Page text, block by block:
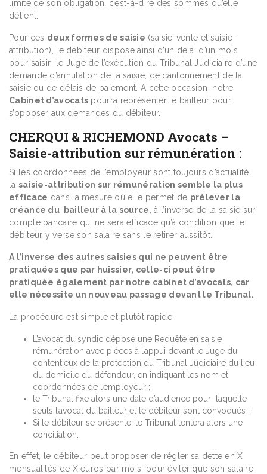
limite de son obligation, c’est-à-dire des sommes qu’elle
détient.
Pour ces deux formes de saisie (saisie-vente et saisie-
attribution), le débiteur dispose ainsi d’un délai d’un mois
pour saisir le Juge de l’exécution du Tribunal Judiciaire d’une
demande d’annulation de la saisie, de cantonnement de la
saisie ou de délais de paiement. A cette occasion, notre
Cabinet d’avocats pourra représenter le bailleur pour
s’opposer aux demandes du débiteur.
CHERQUI & RICHEMOND Avocats –
Saisie-attribution sur rémunération :
Si les coordonnées de l’employeur sont toujours d’actualité,
la saisie-attribution sur rémunération semble la plus
efficace dans la mesure où elle permet de prélever la
créance du bailleur à la source , à l’inverse de la saisie sur
compte bancaire qui ne sera efficace qu’à condition que le
débiteur y verse son salaire sans le retirer aussitôt.
A l’inverse des autres saisies qui ne peuvent être
pratiquées que par huissier, celle-ci peut être
pratiquée également par notre cabinet d’avocats, car
elle nécessite un nouveau passage devant le Tribunal.
La procédure est simple et plutôt rapide:
L’avocat du syndic dépose une Requête en saisie
rémunération avec pièces à l’appui devant le Juge du
contentieux de la protection du Tribunal Judiciaire du lieu
du domicile du défendeur, en indiquant les nom et
coordonnées de l’employeur ;
le Tribunal fixe alors une date d’audience pour laquelle
seuls l’avocat du bailleur et le débiteur sont convoqués ;
Si le débiteur se présente, le Tribunal tentera alors une
conciliation.
En effet, le débiteur peut proposer de régler sa dette en X
mensualités de X euros par mois, pour éviter que son salaire